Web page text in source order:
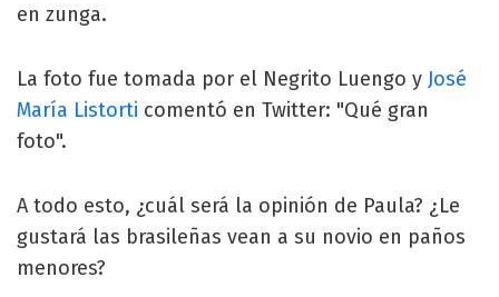
en zunga.
La foto fue tomada por el Negrito Luengo y José
María Listorti comentó en Twitter: "Qué gran
foto".
A todo esto, ¿cuál será la opinión de Paula? ¿Le
gustará las brasileñas vean a su novio en paños
menores?